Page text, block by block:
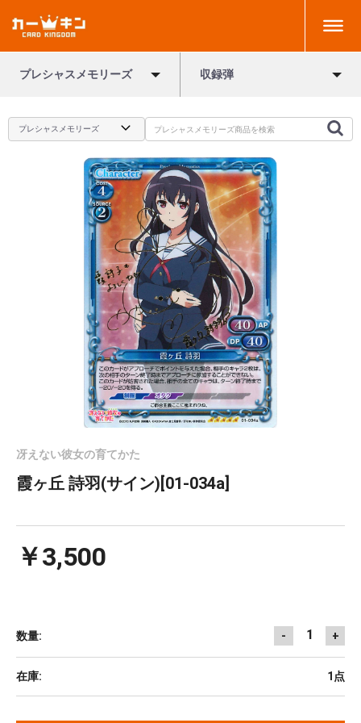
プレシャスメモリーズ 収録弾
冴えない彼女の育てかた
霞ヶ丘 詩羽(サイン)[01-034a]
￥3,500
数量: - 1 +
在庫: 1点